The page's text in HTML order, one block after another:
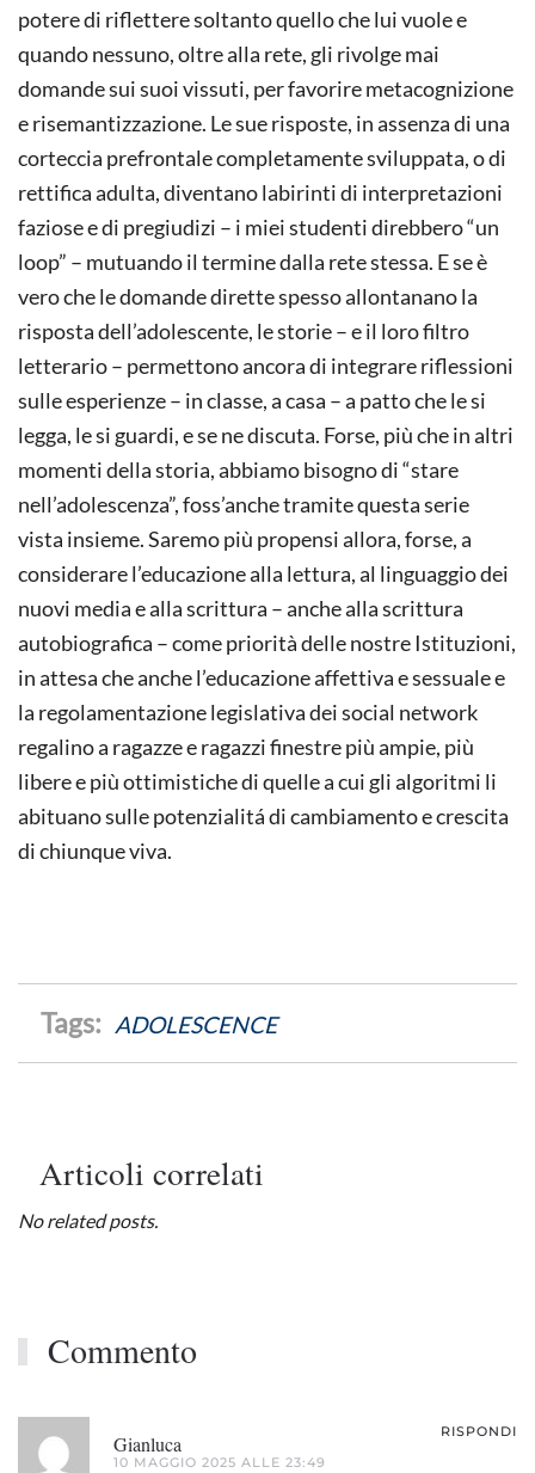
potere di riflettere soltanto quello che lui vuole e
quando nessuno, oltre alla rete, gli rivolge mai
domande sui suoi vissuti, per favorire metacognizione
e risemantizzazione. Le sue risposte, in assenza di una
corteccia prefrontale completamente sviluppata, o di
rettifica adulta, diventano labirinti di interpretazioni
faziose e di pregiudizi – i miei studenti direbbero “un
loop” – mutuando il termine dalla rete stessa. E se è
vero che le domande dirette spesso allontanano la
risposta dell’adolescente, le storie – e il loro filtro
letterario – permettono ancora di integrare riflessioni
sulle esperienze – in classe, a casa – a patto che le si
legga, le si guardi, e se ne discuta. Forse, più che in altri
momenti della storia, abbiamo bisogno di “stare
nell’adolescenza”, foss’anche tramite questa serie
vista insieme. Saremo più propensi allora, forse, a
considerare l’educazione alla lettura, al linguaggio dei
nuovi media e alla scrittura – anche alla scrittura
autobiografica – come priorità delle nostre Istituzioni,
in attesa che anche l’educazione affettiva e sessuale e
la regolamentazione legislativa dei social network
regalino a ragazze e ragazzi finestre più ampie, più
libere e più ottimistiche di quelle a cui gli algoritmi li
abituano sulle potenzialitá di cambiamento e crescita
di chiunque viva.
ADOLESCENCE
Articoli correlati
No related posts.
Commento
Gianluca
10 MAGGIO 2025 ALLE 23:49
RISPONDI